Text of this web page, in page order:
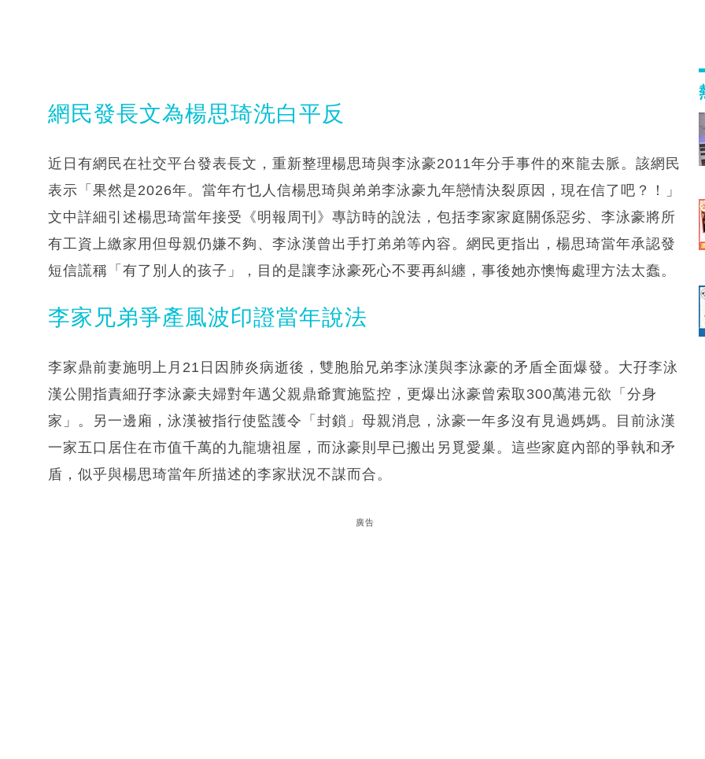
網民發長文為楊思琦洗白平反
近日有網民在社交平台發表長文，重新整理楊思琦與李泳豪2011年分手事件的來龍去脈。該網民
表示「果然是2026年。當年冇乜人信楊思琦與弟弟李泳豪九年戀情決裂原因，現在信了吧？！」
文中詳細引述楊思琦當年接受《明報周刊》專訪時的說法，包括李家家庭關係惡劣、李泳豪將所
有工資上繳家用但母親仍嫌不夠、李泳漢曾出手打弟弟等內容。網民更指出，楊思琦當年承認發
短信謊稱「有了別人的孩子」，目的是讓李泳豪死心不要再糾纏，事後她亦懊悔處理方法太蠢。
李家兄弟爭產風波印證當年說法
李家鼎前妻施明上月21日因肺炎病逝後，雙胞胎兄弟李泳漢與李泳豪的矛盾全面爆發。大孖李泳
漢公開指責細孖李泳豪夫婦對年邁父親鼎爺實施監控，更爆出泳豪曾索取300萬港元欲「分身
家」。另一邊廂，泳漢被指行使監護令「封鎖」母親消息，泳豪一年多沒有見過媽媽。目前泳漢
一家五口居住在市值千萬的九龍塘祖屋，而泳豪則早已搬出另覓愛巢。這些家庭內部的爭執和矛
盾，似乎與楊思琦當年所描述的李家狀況不謀而合。
廣告